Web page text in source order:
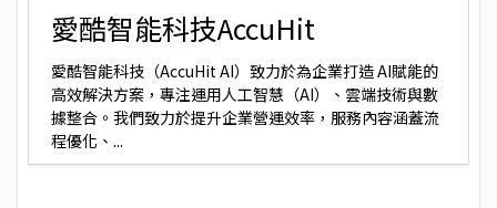
愛酷智能科技AccuHit
愛酷智能科技（AccuHit AI）致力於為企業打造 AI賦能的
高效解決方案，專注運用人工智慧（AI）、雲端技術與數
據整合。我們致力於提升企業營運效率，服務內容涵蓋流
程優化、...